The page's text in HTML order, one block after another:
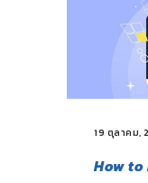
19 ตุลาคม,
How to